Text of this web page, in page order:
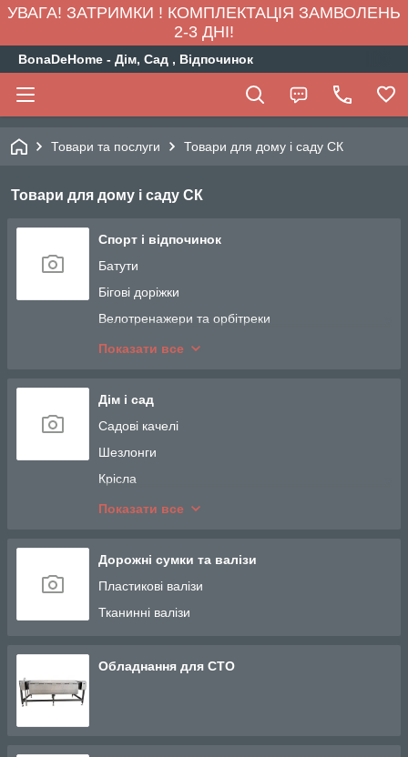
УВАГА! ЗАТРИМКИ ! КОМПЛЕКТАЦІЯ ЗАМВОЛЕНЬ
2-3 ДНІ!
BonaDeHome - Дім, Сад , Відпочинок
Товари та послуги Товари для дому і саду СК
Товари для дому і саду СК
Спорт і відпочинок
Батути
Бігові доріжки
Велотренажери та орбітреки
Аксессуари для батутів
Показати все
Дім і сад
Садові качелі
Шезлонги
Крісла
Візки
Меблі для дому
Дитячі електромобілі
Садові та пляжні парасольки
Дитячі парти
Показати все
Дорожні сумки та валізи
Пластикові валізи
Тканинні валізи
Обладнання для СТО